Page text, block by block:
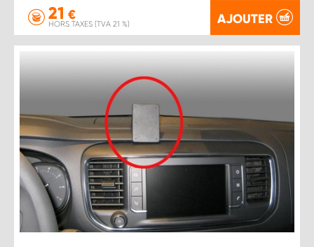
21 €
HORS TAXES (TVA 21 %) AJOUTER